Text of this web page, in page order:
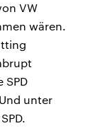
VW
wären.
SPD
unter